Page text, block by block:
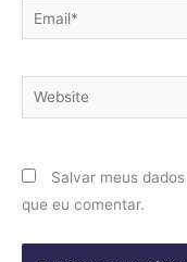
Email*
Website
Salvar meus
que eu comentar.